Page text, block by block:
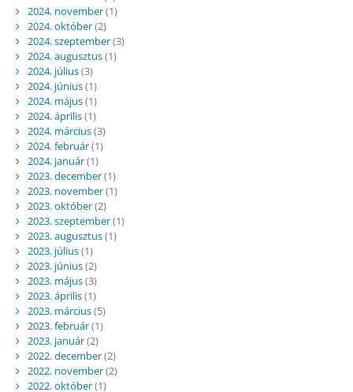
2024. november(1)
2024. október(2)
2024. szeptember(3)
2024. augusztus(1)
2024. július(3)
2024. június(1)
2024. május(1)
2024. április(1)
2024. március(3)
2024. február(1)
2024. január(1)
2023. december(1)
2023. november(1)
2023. október(2)
2023. szeptember(1)
2023. augusztus(1)
2023. július(1)
2023. június(2)
2023. május(3)
2023. április(1)
2023. március(5)
2023. február(1)
2023. január(2)
2022. december(2)
2022. november(2)
2022. október(1)